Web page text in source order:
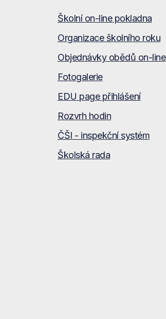
Školní on-line pokladna
Organizace školního roku
Objednávky obědů on-line
Fotogalerie
EDU page přihlášení
Rozvrh hodin
ČŠI - inspekční systém
Školská rada